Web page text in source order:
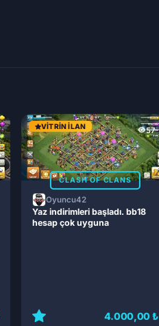
57
VITRIN İLAN
CLASH OF CLANS
Oyuncu42
Yaz indirimleri başladı. bb18
hesap çok uyguna
4.000,00 ₺